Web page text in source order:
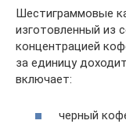
Шестиграммовые
изготовленный из
концентрацией
за единицу
включает:
черный